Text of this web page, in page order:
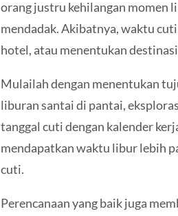
orang justru kehilangan momen
mendadak. Akibatnya, waktu
hotel, atau menentukan
Mulailah dengan menentukan
liburan santai di pantai,
tanggal cuti dengan kalender
mendapatkan waktu libur lebih
cuti.
Perencanaan yang baik juga